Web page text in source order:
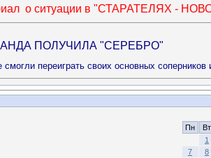
о ситуации в "СТАРАТЕЛЯХ -
ПОЛУЧИЛА "СЕРЕБРО"
смогли переиграть своих основных
Пн
Вт
1
7
8